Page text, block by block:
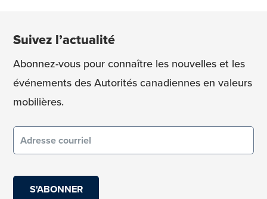
Suivez l’actualité
Abonnez-vous pour connaître les nouvelles et les
événements des Autorités canadiennes en valeurs
mobilières.
Courriel
(obligatoire)